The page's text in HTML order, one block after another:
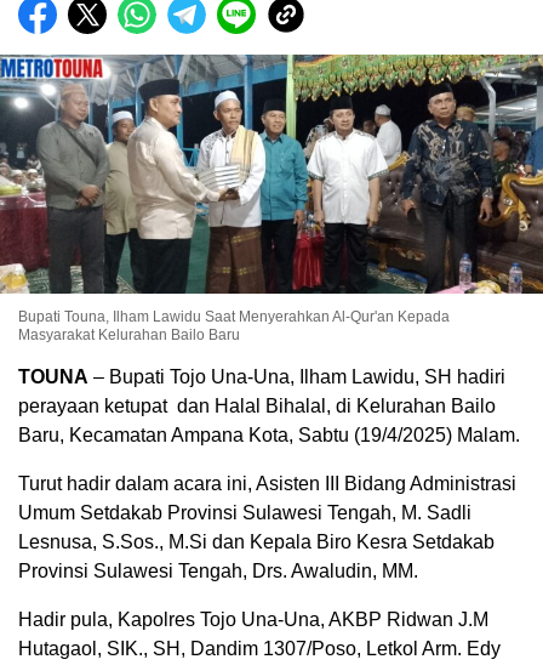
Bupati Touna, Ilham Lawidu Saat Menyerahkan Al-Qur'an Kepada
Masyarakat Kelurahan Bailo Baru
TOUNA – Bupati Tojo Una-Una, Ilham Lawidu, SH hadiri
perayaan ketupat dan Halal Bihalal, di Kelurahan Bailo
Baru, Kecamatan Ampana Kota, Sabtu (19/4/2025) Malam.
Turut hadir dalam acara ini, Asisten III Bidang Administrasi
Umum Setdakab Provinsi Sulawesi Tengah, M. Sadli
Lesnusa, S.Sos., M.Si dan Kepala Biro Kesra Setdakab
Provinsi Sulawesi Tengah, Drs. Awaludin, MM.
Hadir pula, Kapolres Tojo Una-Una, AKBP Ridwan J.M
Hutagaol, SIK., SH, Dandim 1307/Poso, Letkol Arm. Edy